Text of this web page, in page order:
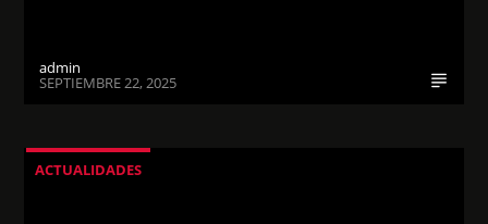
admin
SEPTIEMBRE 22, 2025
ACTUALIDADES